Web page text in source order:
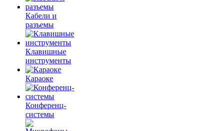
Кабели и
разъемы
Клавишные
инструменты
Караоке
Конференц-
системы